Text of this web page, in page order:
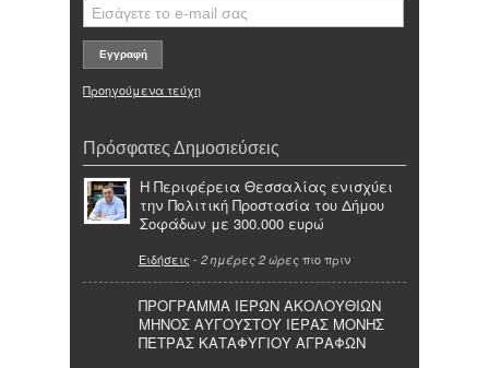
Προηγούμενα τεύχη
Πρόσφατες Δημοσιεύσεις
Η Περιφέρεια Θεσσαλίας ενισχύει
την Πολιτική Προστασία του Δήμου
Σοφάδων με 300.000 ευρώ
Ειδήσεις - 2 ημέρες 2 ώρες πιο πριν
ΠΡΟΓΡΑΜΜΑ ΙΕΡΩΝ ΑΚΟΛΟΥΘΙΩΝ
ΜΗΝΟΣ ΑΥΓΟΥΣΤΟΥ ΙΕΡΑΣ ΜΟΝΗΣ
ΠΕΤΡΑΣ ΚΑΤΑΦΥΓΙΟΥ ΑΓΡΑΦΩΝ